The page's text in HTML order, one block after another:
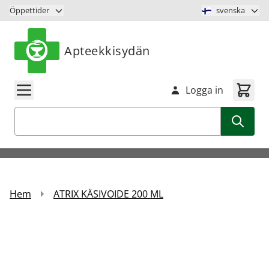
Hoppa till innehåll
Öppettider svenska
Apteekkisydän
Logga in
Hem ATRIX KÄSIVOIDE 200 ML